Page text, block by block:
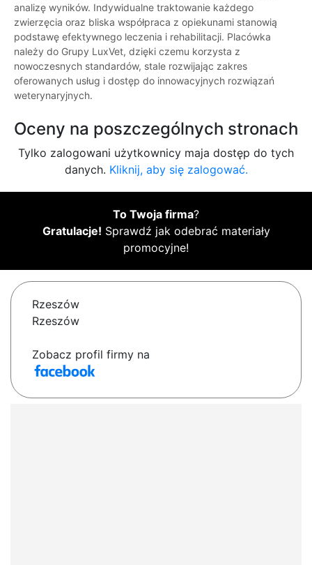
analizę wyników. Indywidualne traktowanie każdego
zwierzęcia oraz bliska współpraca z opiekunami stanowią
podstawę efektywnego leczenia i rehabilitacji. Placówka
należy do Grupy LuxVet, dzięki czemu korzysta z
nowoczesnych standardów, stale rozwijając zakres
oferowanych usług i dostęp do innowacyjnych rozwiązań
weterynaryjnych.
Oceny na poszczególnych stronach
Tylko zalogowani użytkownicy maja dostęp do tych
danych. Kliknij, aby się zalogować.
To Twoja firma?
Gratulacje! Sprawdź jak odebrać materiały
promocyjne!
Rzeszów
Rzeszów
Zobacz profil firmy na